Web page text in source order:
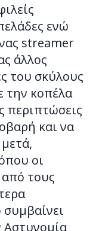
ενώ
streamer
άλλος
του σκύλους
την κοπέλα
περιπτώσεις
και να
οι
τους
συμβαίνει
Αστυνομία